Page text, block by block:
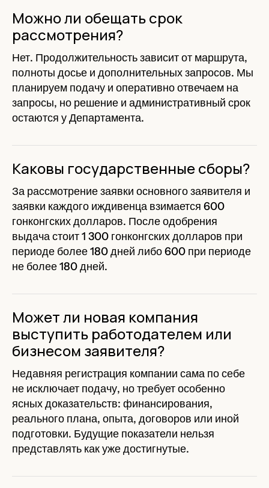
Можно ли обещать срок
рассмотрения?
Нет. Продолжительность зависит от маршрута,
полноты досье и дополнительных запросов. Мы
планируем подачу и оперативно отвечаем на
запросы, но решение и административный срок
остаются у Департамента.
Каковы государственные сборы?
За рассмотрение заявки основного заявителя и
заявки каждого иждивенца взимается 600
гонконгских долларов. После одобрения
выдача стоит 1 300 гонконгских долларов при
периоде более 180 дней либо 600 при периоде
не более 180 дней.
Может ли новая компания
выступить работодателем или
бизнесом заявителя?
Недавняя регистрация компании сама по себе
не исключает подачу, но требует особенно
ясных доказательств: финансирования,
реального плана, опыта, договоров или иной
подготовки. Будущие показатели нельзя
представлять как уже достигнутые.